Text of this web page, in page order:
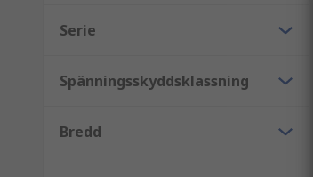
Serie
Spänningsskyddsklassning
Bredd